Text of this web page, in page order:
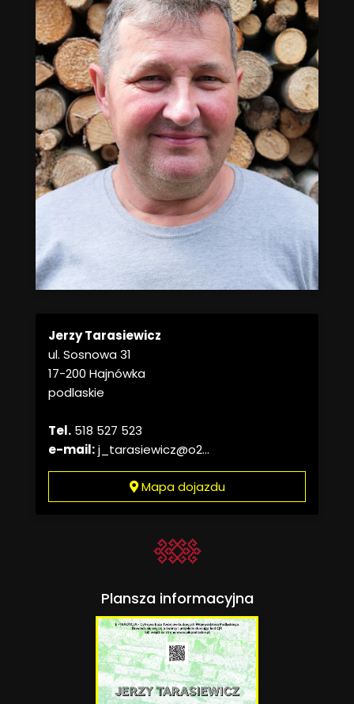
Jerzy Tarasiewicz
ul. Sosnowa 31
17-200 Hajnówka
podlaskie
Tel. 518 527 523
e-mail:j_tarasiewicz@o2...
Mapa dojazdu
Plansza informacyjna